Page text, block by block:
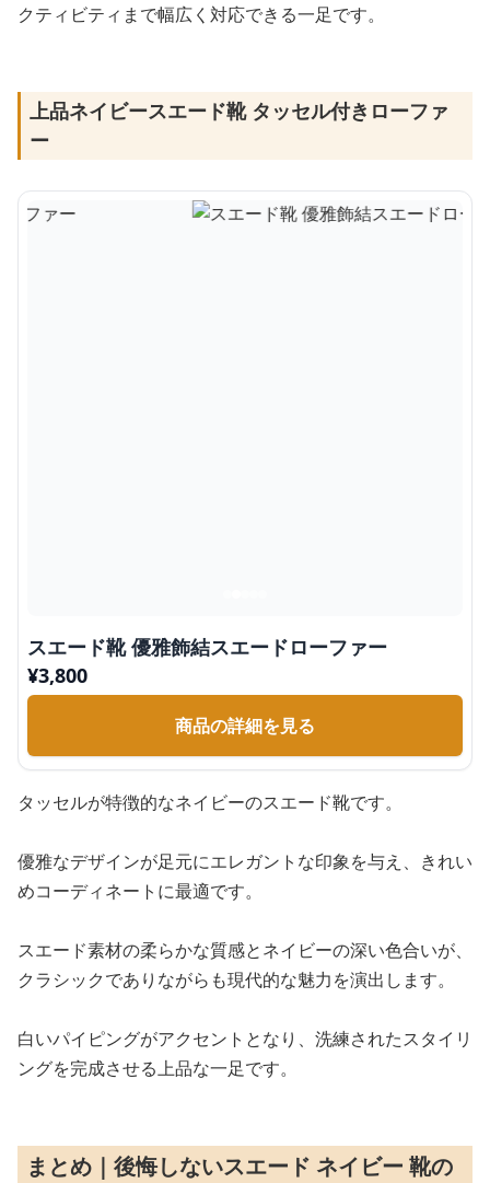
クティビティまで幅広く対応できる一足です。
上品ネイビースエード靴 タッセル付きローファ
ー
スエード靴 優雅飾結スエードローファー
¥3,800
商品の詳細を見る
タッセルが特徴的なネイビーのスエード靴です。
優雅なデザインが足元にエレガントな印象を与え、きれい
めコーディネートに最適です。
スエード素材の柔らかな質感とネイビーの深い色合いが、
クラシックでありながらも現代的な魅力を演出します。
白いパイピングがアクセントとなり、洗練されたスタイリ
ングを完成させる上品な一足です。
まとめ｜後悔しないスエード ネイビー 靴の